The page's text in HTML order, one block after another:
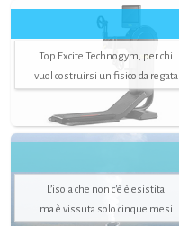
Top Excite Technogym, per chi
vuol costruirsi un fisico da regata
L’isola che non c'è è esistita
ma è vissuta solo cinque mesi